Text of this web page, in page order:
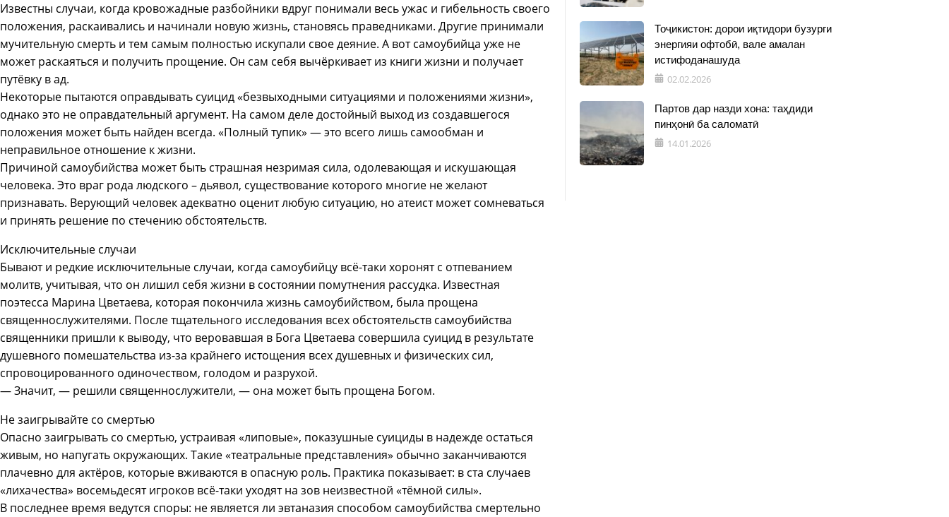
Известны случаи, когда кровожадные разбойники вдруг понимали весь ужас и гибельность своего
положения, раскаивались и начинали новую жизнь, становясь праведниками. Другие принимали
мучительную смерть и тем самым полностью искупали свое деяние. А вот самоубийца уже не
может раскаяться и получить прощение. Он сам себя вычёркивает из книги жизни и получает
путёвку в ад.
Некоторые пытаются оправдывать суицид «безвыходными ситуациями и положениями жизни»,
однако это не оправдательный аргумент. На самом деле достойный выход из создавшегося
положения может быть найден всегда. «Полный тупик» — это всего лишь самообман и
неправильное отношение к жизни.
Причиной самоубийства может быть страшная незримая сила, одолевающая и искушающая
человека. Это враг рода людского – дьявол, существование которого многие не желают
признавать. Верующий человек адекватно оценит любую ситуацию, но атеист может сомневаться
и принять решение по стечению обстоятельств.
Исключительные случаи
Бывают и редкие исключительные случаи, когда самоубийцу всё-таки хоронят с отпеванием
молитв, учитывая, что он лишил себя жизни в состоянии помутнения рассудка. Известная
поэтесса Марина Цветаева, которая покончила жизнь самоубийством, была прощена
священнослужителями. После тщательного исследования всех обстоятельств самоубийства
священники пришли к выводу, что веровавшая в Бога Цветаева совершила суицид в результате
душевного помешательства из-за крайнего истощения всех душевных и физических сил,
спровоцированного одиночеством, голодом и разрухой.
— Значит, — решили священнослужители, — она может быть прощена Богом.
Не заигрывайте со смертью
Опасно заигрывать со смертью, устраивая «липовые», показушные суициды в надежде остаться
живым, но напугать окружающих. Такие «театральные представления» обычно заканчиваются
плачевно для актёров, которые вживаются в опасную роль. Практика показывает: в ста случаев
«лихачества» восемьдесят игроков всё-таки уходят на зов неизвестной «тёмной силы».
В последнее время ведутся споры: не является ли эвтаназия способом самоубийства смертельно
Тоҷикистон: дорои иқтидори бузурги
энергияи офтобӣ, вале амалан
истифоданашуда
02.02.2026
Партов дар назди хона: таҳдиди
пинҳонӣ ба саломатӣ
14.01.2026